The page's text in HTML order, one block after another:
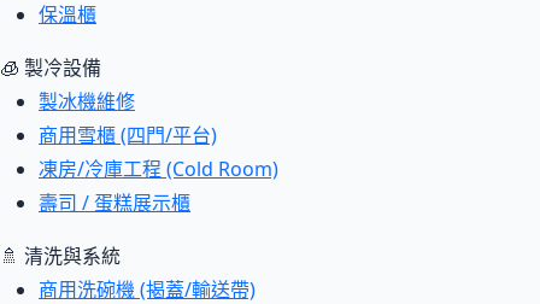
保溫櫃
🧊 製冷設備
製冰機維修
商用雪櫃 (四門/平台)
凍房/冷庫工程 (Cold Room)
壽司 / 蛋糕展示櫃
🚿 清洗與系統
商用洗碗機 (揭蓋/輸送帶)